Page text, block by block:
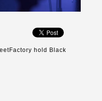
hold Black